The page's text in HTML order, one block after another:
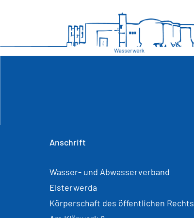
Anschrift
Wasser- und Abwasserverband
Elsterwerda
Körperschaft des öffentlichen Rechts